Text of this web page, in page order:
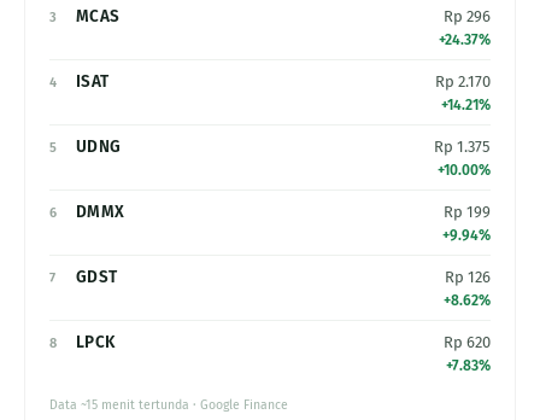
3 MCAS Rp 296
+24.37%
4 ISAT Rp 2.170
+14.21%
5 UDNG Rp 1.375
+10.00%
6 DMMX Rp 199
+9.94%
7 GDST Rp 126
+8.62%
8 LPCK Rp 620
+7.83%
Data ~15 menit tertunda · Google Finance